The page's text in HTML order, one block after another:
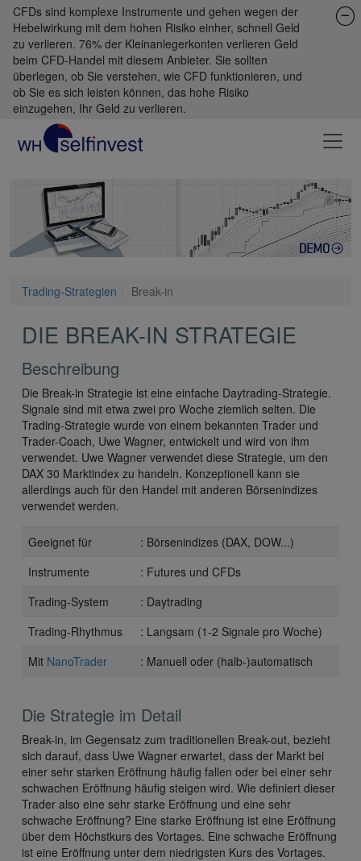
CFDs sind komplexe Instrumente und gehen wegen der
Hebelwirkung mit dem hohen Risiko einher, schnell Geld
zu verlieren. 76% der Kleinanlegerkonten verlieren Geld
beim CFD-Handel mit diesem Anbieter. Sie sollten
überlegen, ob Sie verstehen, wie CFD funktionieren, und
ob Sie es sich leisten können, das hohe Risiko
einzugehen, Ihr Geld zu verlieren.
Trading-Strategien Break-in
DIE BREAK-IN STRATEGIE
Beschreibung
Die Break-in Strategie ist eine einfache Daytrading-Strategie.
Signale sind mit etwa zwei pro Woche ziemlich selten. Die
Trading-Strategie wurde von einem bekannten Trader und
Trader-Coach, Uwe Wagner, entwickelt und wird von ihm
verwendet. Uwe Wagner verwendet diese Strategie, um den
DAX 30 Marktindex zu handeln. Konzeptionell kann sie
allerdings auch für den Handel mit anderen Börsenindizes
verwendet werden.
Geeignet für
: Börsenindizes (DAX, DOW...)
Instrumente
: Futures und CFDs
Trading-System
: Daytrading
Trading-Rhythmus
: Langsam (1-2 Signale pro Woche)
Mit NanoTrader : Manuell oder (halb-)automatisch
Die Strategie im Detail
Break-in, im Gegensatz zum traditionellen Break-out, bezieht
sich darauf, dass Uwe Wagner erwartet, dass der Markt bei
einer sehr starken Eröffnung häufig fallen oder bei einer sehr
schwachen Eröffnung häufig steigen wird. Wie definiert dieser
Trader also eine sehr starke Eröffnung und eine sehr
schwache Eröffnung? Eine starke Eröffnung ist eine Eröffnung
über dem Höchstkurs des Vortages. Eine schwache Eröffnung
ist eine Eröffnung unter dem niedrigsten Kurs des Vortages.